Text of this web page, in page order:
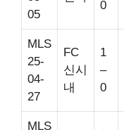
05
0
MLS
25-
04-
27
FC
신시
내
1
–
0
MLS